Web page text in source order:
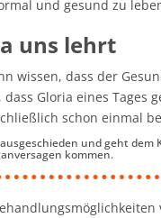
und gesund zu
uns lehrt
wissen, dass der
Gloria eines Tages
schon einmal
und geht
kommen.